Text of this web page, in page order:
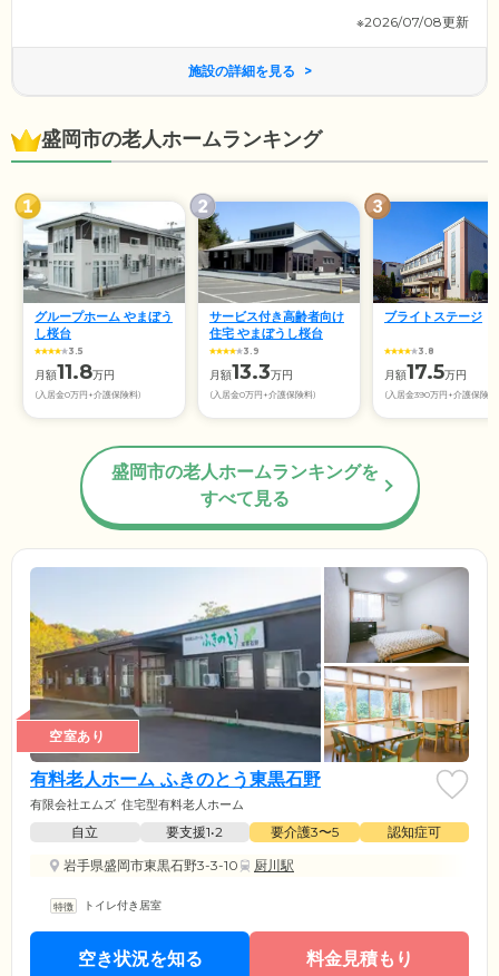
※2026/07/08更新
施設の詳細を見る
盛岡市の老人ホームランキング
グループホーム やまぼう
し桜台
3.5
月額11.8万円
(入居金0万円+介護保険料)
サービス付き高齢者向け
住宅 やまぼうし桜台
3.9
月額13.3万円
(入居金0万円+介護保険料)
ブライトステージ
3.8
月額17.5万円
(入居金390万円+介護保険
盛岡市の老人ホームランキングを
すべて見る
空室あり
有料老人ホーム ふきのとう東黒石野
有限会社エムズ 住宅型有料老人ホーム
自立 要支援1•2 要介護3〜5
認知症可
岩手県盛岡市東黒石野3-3-10
厨川駅
トイレ付き居室
空き状況を知る 料金見積もり